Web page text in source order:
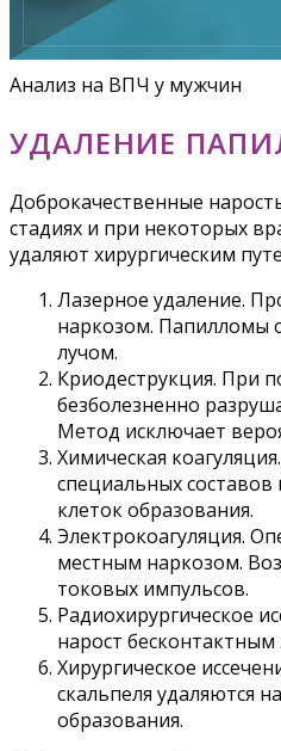
Анализ на ВПЧ у мужчин
УДАЛЕНИЕ
Доброкачественные
стадиях и при некоторых
удаляют хирургическим
Лазерное удаление.
наркозом. Папилломы
лучом.
Криодеструкция. При
безболезненно
Метод исключает
Химическая
специальных
клеток образования.
Электрокоагуляция.
местным наркозом.
токовых импульсов.
Радиохирургическое
нарост
Хирургическое
скальпеля удаляются
образования.